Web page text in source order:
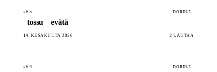
#65 DORDLE
tossu evätä
14. KESÄKUUTA 2026 2 LAUTAA
#64 DORDLE